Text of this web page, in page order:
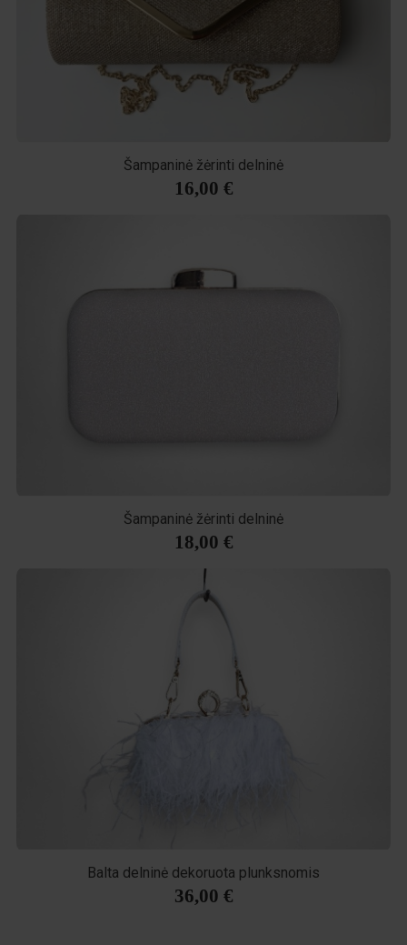
Šampaninė žėrinti delninė
16,00 €
Šampaninė žėrinti delninė
18,00 €
Balta delninė dekoruota plunksnomis
36,00 €